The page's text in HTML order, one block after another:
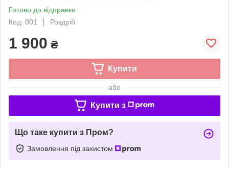
Готово до відправки
Код: 001
Роздріб
1 900 ₴
Купити
або
Купити з
Що таке купити з Пром?
Замовлення під захистом